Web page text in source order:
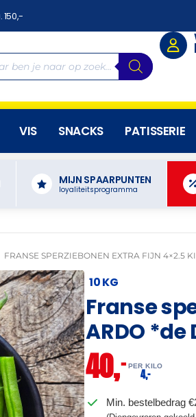
150,-
VIS SNACKS PATISSERIE
MIJN SPAARPUNTEN
loyaliteitsprogramma
FRANSE SPERZIEBONEN EXTRA FIJN 4×2.5
10 KG
Franse
ARDO
40,– PER KILO
4,–
Min. bestelbedrag